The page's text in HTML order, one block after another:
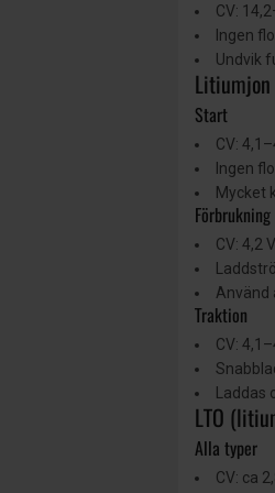
CV:
Ingen
Undvik
Start
CV:
Ingen
Mycket
Förbrukning
CV: 4,2
Använd
Traktion
CV:
LTO
Alla typer
CV: ca